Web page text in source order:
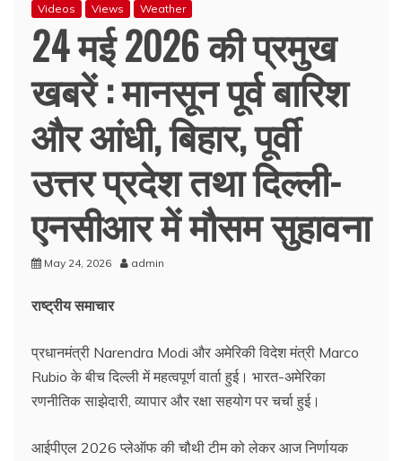
Videos
Views Weather
24 मई 2026 की प्रमुख
खबरें : मानसून पूर्व बारिश
और आंधी, बिहार, पूर्वी
उत्तर प्रदेश तथा दिल्ली-
एनसीआर में मौसम सुहावना
May 24, 2026 admin
राष्ट्रीय समाचार
प्रधानमंत्री Narendra Modi और अमेरिकी विदेश मंत्री Marco
Rubio के बीच दिल्ली में महत्वपूर्ण वार्ता हुई। भारत-अमेरिका
रणनीतिक साझेदारी, व्यापार और रक्षा सहयोग पर चर्चा हुई।
आईपीएल 2026 प्लेऑफ की चौथी टीम को लेकर आज निर्णायक